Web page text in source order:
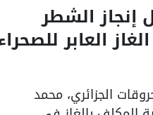
إنجاز الشطر
العابر
الجزائري، محمد